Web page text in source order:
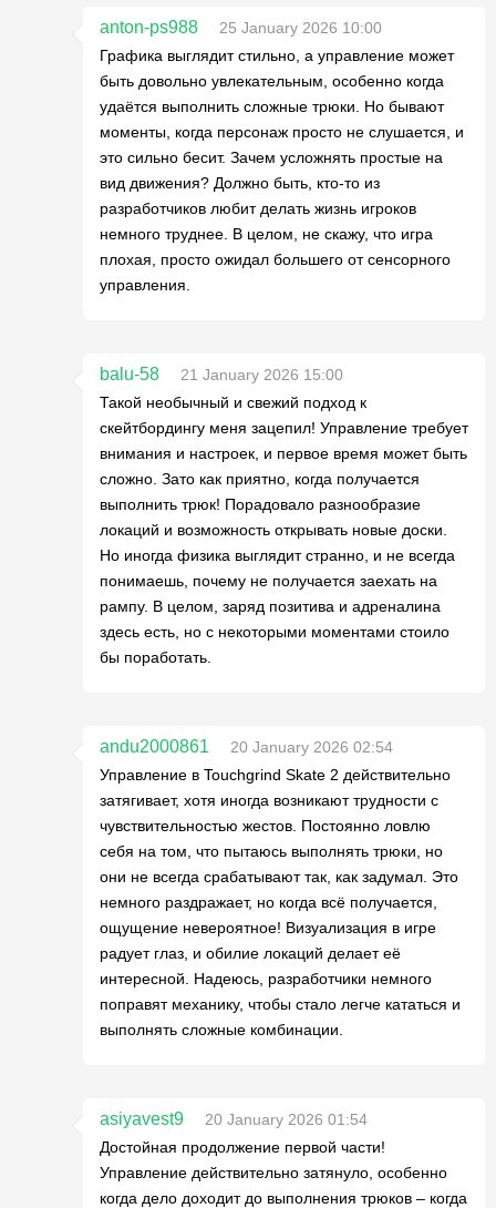
anton-ps988
25 January 2026 10:00
Графика выглядит стильно, а управление может
быть довольно увлекательным, особенно когда
удаётся выполнить сложные трюки. Но бывают
моменты, когда персонаж просто не слушается, и
это сильно бесит. Зачем усложнять простые на
вид движения? Должно быть, кто-то из
разработчиков любит делать жизнь игроков
немного труднее. В целом, не скажу, что игра
плохая, просто ожидал большего от сенсорного
управления.
balu-58
21 January 2026 15:00
Такой необычный и свежий подход к
скейтбордингу меня зацепил! Управление требует
внимания и настроек, и первое время может быть
сложно. Зато как приятно, когда получается
выполнить трюк! Порадовало разнообразие
локаций и возможность открывать новые доски.
Но иногда физика выглядит странно, и не всегда
понимаешь, почему не получается заехать на
рампу. В целом, заряд позитива и адреналина
здесь есть, но с некоторыми моментами стоило
бы поработать.
andu2000861
20 January 2026 02:54
Управление в Touchgrind Skate 2 действительно
затягивает, хотя иногда возникают трудности с
чувствительностью жестов. Постоянно ловлю
себя на том, что пытаюсь выполнять трюки, но
они не всегда срабатывают так, как задумал. Это
немного раздражает, но когда всё получается,
ощущение невероятное! Визуализация в игре
радует глаз, и обилие локаций делает её
интересной. Надеюсь, разработчики немного
поправят механику, чтобы стало легче кататься и
выполнять сложные комбинации.
asiyavest9
20 January 2026 01:54
Достойная продолжение первой части!
Управление действительно затянуло, особенно
когда дело доходит до выполнения трюков – когда